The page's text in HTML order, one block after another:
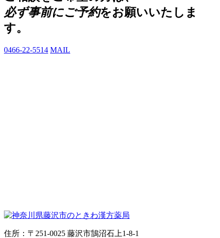
必ず事前にご予約をお願いいたしま
す。
0466-22-5514 MAIL
住所：〒251-0025 藤沢市鵠沼石上1-8-1